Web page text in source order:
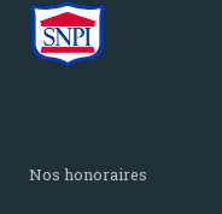
nos honoraires